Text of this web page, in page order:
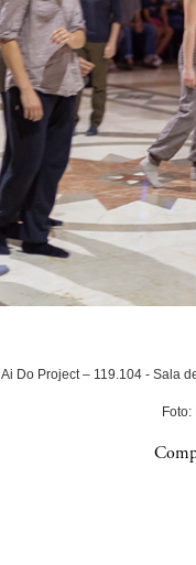
Ai Do Project – 119.104 - Sala